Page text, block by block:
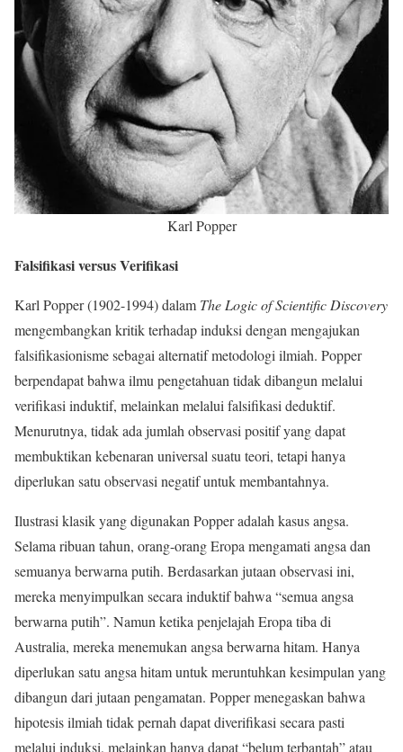
Karl Popper
Falsifikasi versus Verifikasi
Karl Popper (1902-1994) dalam The Logic of Scientific Discovery
mengembangkan kritik terhadap induksi dengan mengajukan
falsifikasionisme sebagai alternatif metodologi ilmiah. Popper
berpendapat bahwa ilmu pengetahuan tidak dibangun melalui
verifikasi induktif, melainkan melalui falsifikasi deduktif.
Menurutnya, tidak ada jumlah observasi positif yang dapat
membuktikan kebenaran universal suatu teori, tetapi hanya
diperlukan satu observasi negatif untuk membantahnya.
Ilustrasi klasik yang digunakan Popper adalah kasus angsa.
Selama ribuan tahun, orang-orang Eropa mengamati angsa dan
semuanya berwarna putih. Berdasarkan jutaan observasi ini,
mereka menyimpulkan secara induktif bahwa “semua angsa
berwarna putih”. Namun ketika penjelajah Eropa tiba di
Australia, mereka menemukan angsa berwarna hitam. Hanya
diperlukan satu angsa hitam untuk meruntuhkan kesimpulan yang
dibangun dari jutaan pengamatan. Popper menegaskan bahwa
hipotesis ilmiah tidak pernah dapat diverifikasi secara pasti
melalui induksi, melainkan hanya dapat “belum terbantah” atau